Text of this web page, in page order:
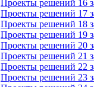
Проекты решений 16
Проекты решений 17
Проекты решений 18
Проекты решений 19
Проекты решений 20
Проекты решений 21
Проекты решений 22
Проекты решений 23